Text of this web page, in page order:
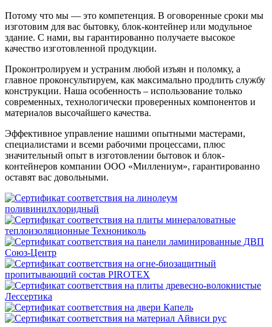
Потому что мы — это компетенция. В оговоренные сроки мы
изготовим для вас бытовку, блок-контейнер или модульное
здание. С нами, вы гарантированно получаете высокое
качество изготовленной продукции.
Проконтролируем и устраним любой изъян и поломку, а
главное проконсультируем, как максимально продлить службу
конструкции. Наша особенность – использование только
современных, технологически проверенных компонентов и
материалов высочайшего качества.
Эффективное управление нашими опытными мастерами,
специалистами и всеми рабочими процессами, плюс
значительный опыт в изготовлении бытовок и блок-
контейнеров компании ООО «Миллениум», гарантированно
оставят вас довольными.